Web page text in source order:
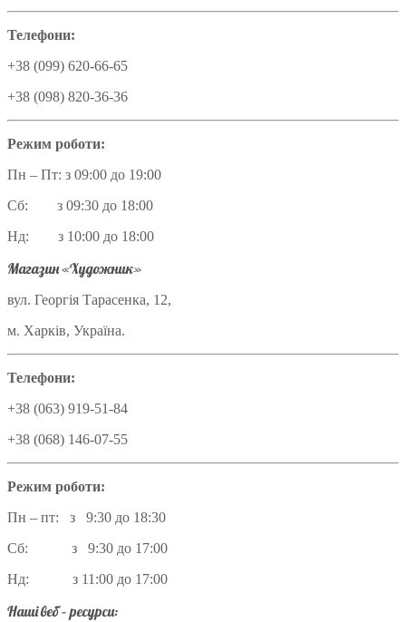
Телефони:
+38 (099) 620-66-65
+38 (098) 820-36-36
Режим роботи:
Пн – Пт: з 09:00 до 19:00
Сб: з 09:30 до 18:00
Нд: з 10:00 до 18:00
Магазин «Художник»
вул. Георгія Тарасенка, 12,
м. Харків, Україна.
Телефони:
+38 (063) 919-51-84
+38 (068) 146-07-55
Режим роботи:
Пн – пт: з 9:30 до 18:30
Сб: з 9:30 до 17:00
Нд: з 11:00 до 17:00
Наші веб – ресурси: